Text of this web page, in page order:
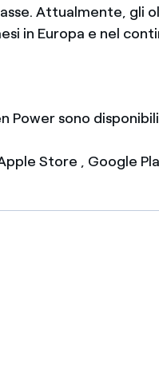
Attualmente, gli
in Europa e nel
Power sono
Store , Google